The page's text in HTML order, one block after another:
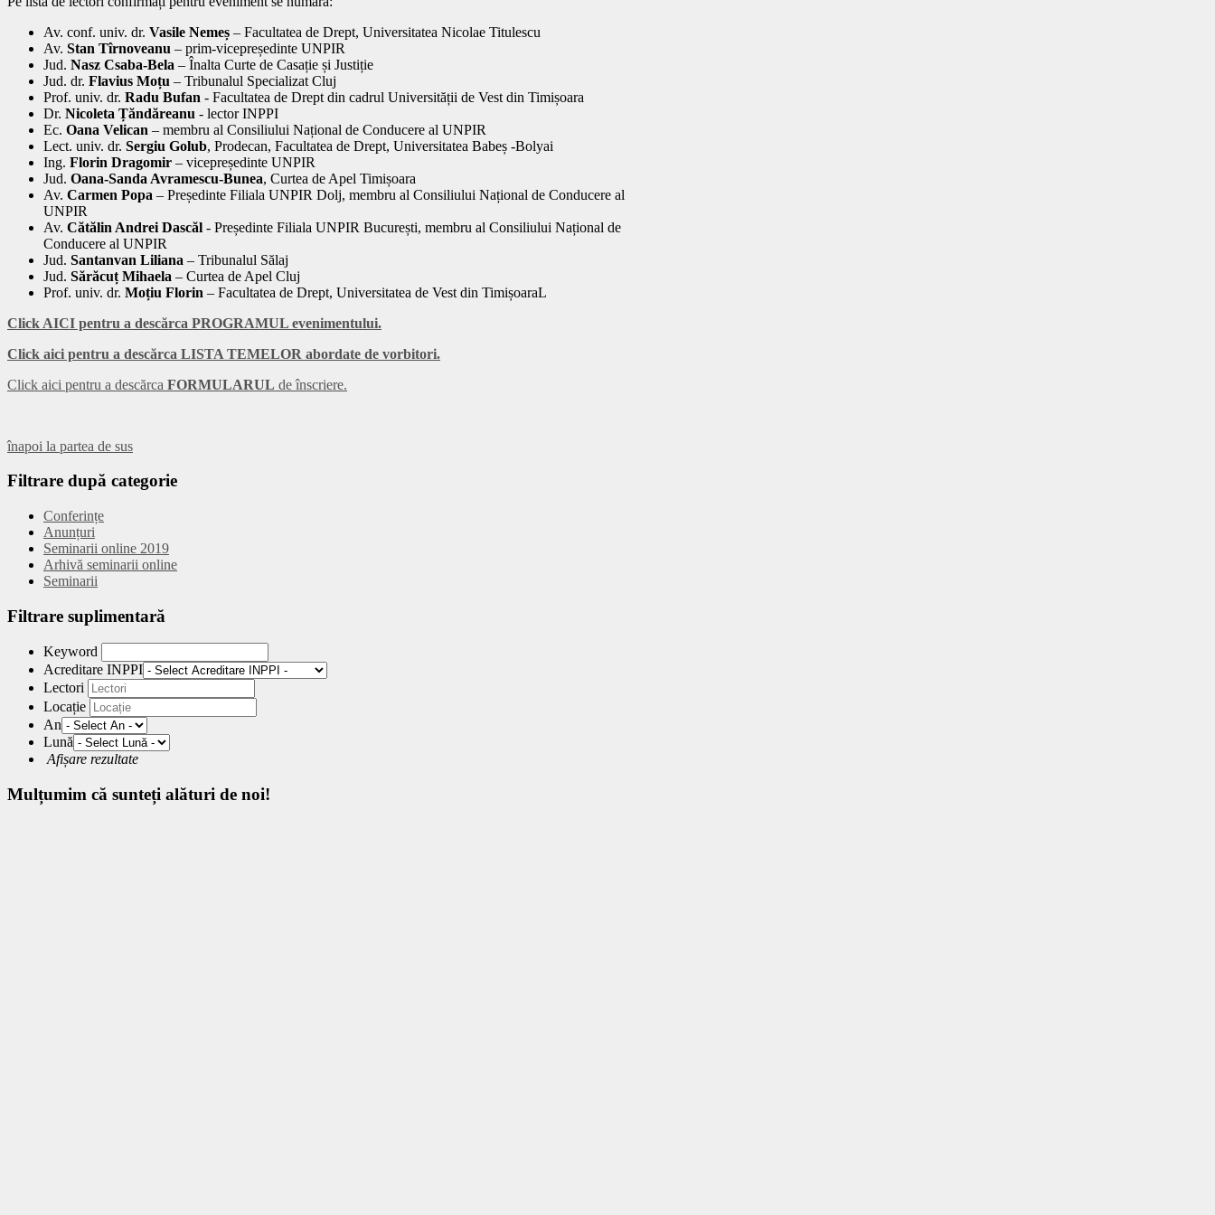
Av. conf. univ. dr. Vasile Nemeș – Facultatea de Drept, Universitatea Nicolae Titulescu
Av. Stan Tîrnoveanu – prim-vicepreședinte UNPIR
Jud. Nasz Csaba-Bela – Înalta Curte de Casație și Justiție
Jud. dr. Flavius Moțu – Tribunalul Specializat Cluj
Prof. univ. dr. Radu Bufan - Facultatea de Drept din cadrul Universității de Vest din Timișoara
Dr. Nicoleta Țăndăreanu - lector INPPI
Ec. Oana Velican – membru al Consiliului Național de Conducere al UNPIR
Lect. univ. dr. Sergiu Golub, Prodecan, Facultatea de Drept, Universitatea Babeș -Bolyai
Ing. Florin Dragomir – vicepreședinte UNPIR
Jud. Oana-Sanda Avramescu-Bunea, Curtea de Apel Timișoara
Av. Carmen Popa – Președinte Filiala UNPIR Dolj, membru al Consiliului Național de Conducere al
UNPIR
Av. Cătălin Andrei Dascăl - Președinte Filiala UNPIR București, membru al Consiliului Național de
Conducere al UNPIR
Jud. Santanvan Liliana – Tribunalul Sălaj
Jud. Sărăcuț Mihaela – Curtea de Apel Cluj
Prof. univ. dr. Moțiu Florin – Facultatea de Drept, Universitatea de Vest din TimișoaraL
Click AICI pentru a descărca PROGRAMUL evenimentului.
Click aici pentru a descărca LISTA TEMELOR abordate de vorbitori.
Click aici pentru a descărca FORMULARUL de înscriere.
înapoi la partea de sus
Filtrare după categorie
Conferințe
Anunțuri
Seminarii online 2019
Arhivă seminarii online
Seminarii
Filtrare suplimentară
Keyword
Acreditare INPPI
Lectori
Locație
An
Lună
Afișare rezultate
Mulțumim că sunteți alături de noi!